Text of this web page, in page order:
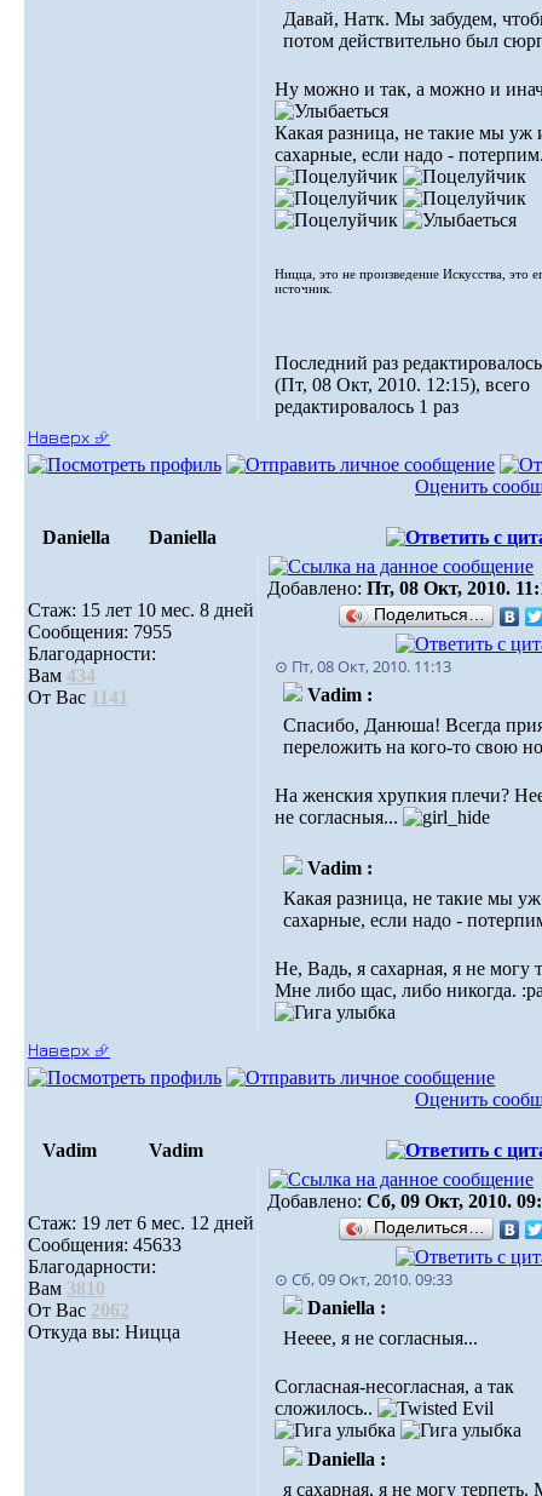
Давай, Натк. Мы забудем,
потом действительно был
Ну можно и так, а можно и
Какая разница, не такие мы уж
сахарные, если надо -
Ницца, это не произведение Искусства, это
источник.
Последний раз
(Пт, 08 Окт, 2010. 12:15), всего
редактировалось 1 раз
Наверх ⮵
Оценить
Daniella Daniella
Стаж: 15 лет 10 мес. 8 дней
Сообщения: 7955
Благодарности:
Вам 434
От Вас 1141
Добавлено: Пт, 08 Окт, 2010.
Поделиться…
⊙ Пт, 08 Окт, 2010. 11:13
Vadim :
Спасибо, Данюша! Всегда
переложить на кого-то свою
На женския хрупкия плечи?
не согласныя...
Vadim :
Какая разница, не такие мы
сахарные, если надо -
Не, Вадь, я сахарная, я не могу
Мне либо щас, либо никогда.
Наверх ⮵
Оценить
Vadim Vadim
Стаж: 19 лет 6 мес. 12 дней
Сообщения: 45633
Благодарности:
Вам 3810
От Вас 2062
Откуда вы: Ницца
Добавлено: Сб, 09 Окт, 2010.
Поделиться…
⊙ Сб, 09 Окт, 2010. 09:33
Daniella :
Нееее, я не согласныя...
Согласная-несогласная, а так
сложилось..
Daniella :
я сахарная, я не могу терпеть.